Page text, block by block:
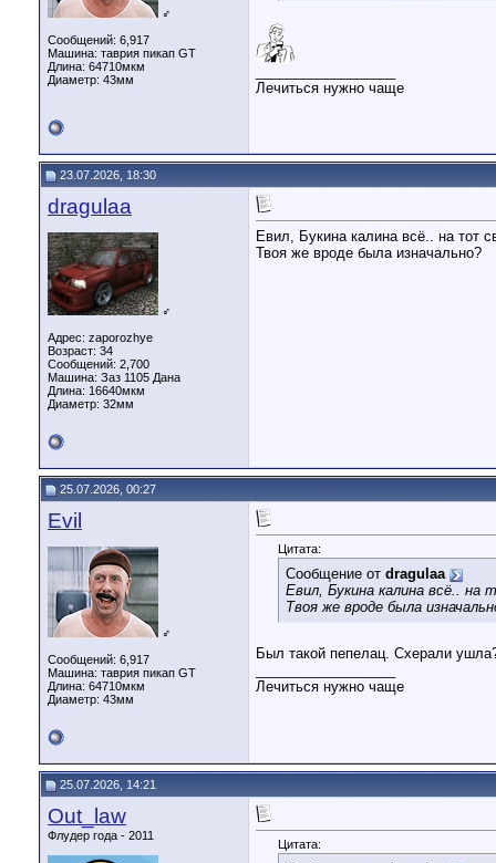
♂
Сообщений: 6,917
Машина: таврия пикап GT
Длина: 64710мкм
Диаметр: 43мм
Лечиться нужно чаще
23.07.2026, 18:30
dragulaa
♂
Адрес: zaporozhye
Возраст: 34
Сообщений: 2,700
Машина: Заз 1105 Дана
Длина: 16640мкм
Диаметр: 32мм
Евил, Букина калина всё.. на тот
Твоя же вроде была изначально?
25.07.2026, 00:27
Evil
♂
Сообщений: 6,917
Машина: таврия пикап GT
Длина: 64710мкм
Диаметр: 43мм
Цитата:
Сообщение от dragulaa
Евил, Букина калина всё..
Твоя же вроде была
Был такой пепелац. Схерали
Лечиться нужно чаще
25.07.2026, 14:21
Out_law
Флудер года - 2011
Цитата: